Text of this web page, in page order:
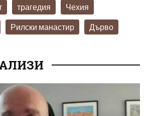
трагедия Чехия
Рилски манастир Дърво